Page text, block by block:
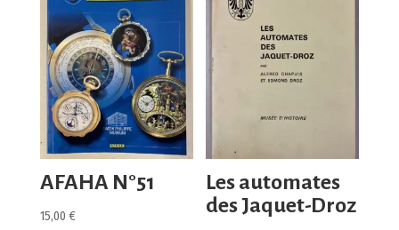
AFAHA N°51
15,00 €
Les automates
des Jaquet-Droz